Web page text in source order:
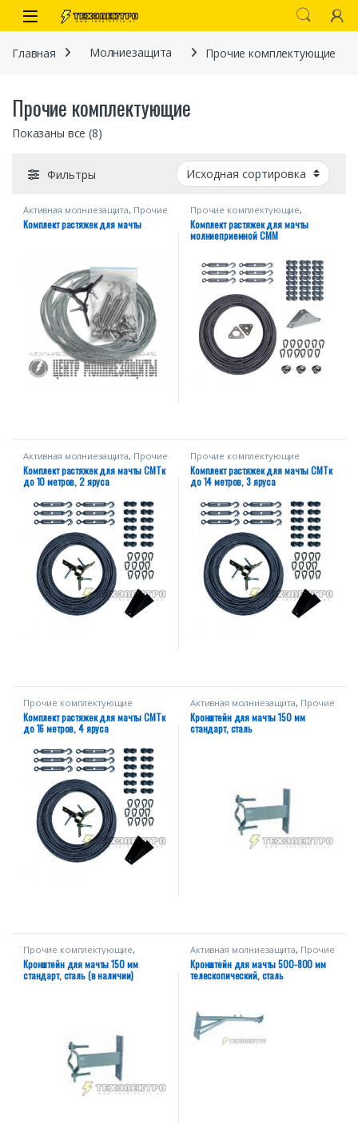
Перейти к навигации
перейти к содержанию
Open
Главная Молниезащита Прочие комплектующие
Прочие комплектующие
Показаны все (8)
Фильтры
Активная молниезащита, Прочие
комплектующие
Комплект растяжек для мачты
Прочие комплектующие,
СПЕЦПРЕДЛОЖЕНИЕ
Комплект растяжек для мачты
молниеприемной СММ
Активная молниезащита, Прочие
комплектующие
Комплект растяжек для мачты СМТк
до 10 метров, 2 яруса
Прочие комплектующие
Комплект растяжек для мачты СМТк
до 14 метров, 3 яруса
Прочие комплектующие
Комплект растяжек для мачты СМТк
до 16 метров, 4 яруса
Активная молниезащита, Прочие
комплектующие
Кронштейн для мачты 150 мм
стандарт, сталь
Прочие комплектующие,
СПЕЦПРЕДЛОЖЕНИЕ
Кронштейн для мачты 150 мм
стандарт, сталь (в наличии)
Активная молниезащита, Прочие
комплектующие
Кронштейн для мачты 500-800 мм
телескопический, сталь